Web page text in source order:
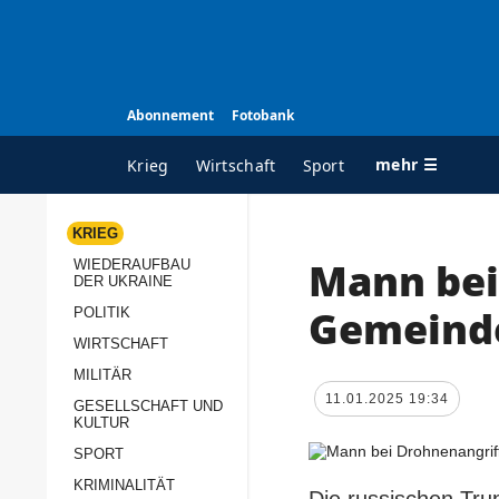
Abonnement Fotobank
Krieg Wirtschaft Sport mehr ☰
ALLE RUBRIKEN
Wiederaufbau der
Politik
Militär
KRIEG
WIEDERAUFBAU
DER UKRAINE
POLITIK
WIRTSCHAFT
MILITÄR
GESELLSCHAFT UND
KULTUR
SPORT
KRIMINALITÄT
Mann
11.01.2025 19:34